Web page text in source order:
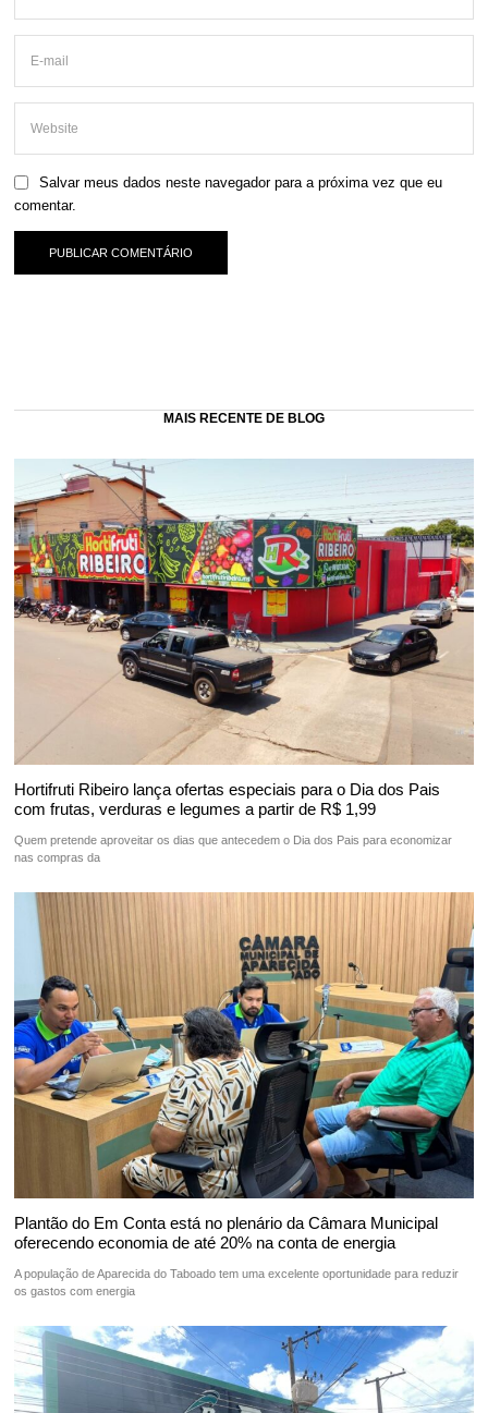
Salvar meus dados neste navegador para a próxima vez que eu
comentar.
MAIS RECENTE DE BLOG
Hortifruti Ribeiro lança ofertas especiais para o Dia dos Pais
com frutas, verduras e legumes a partir de R$ 1,99
Quem pretende aproveitar os dias que antecedem o Dia dos Pais para economizar
nas compras da
Plantão do Em Conta está no plenário da Câmara Municipal
oferecendo economia de até 20% na conta de energia
A população de Aparecida do Taboado tem uma excelente oportunidade para reduzir
os gastos com energia